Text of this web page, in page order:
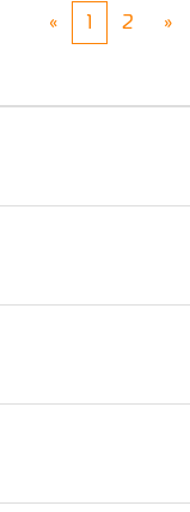
« 1 2 »